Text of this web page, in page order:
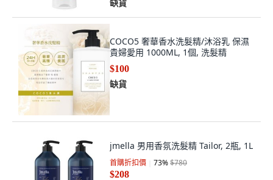
缺貨
COCO5 奢華香水洗髮精/沐浴乳 保濕
貴婦愛用 1000ML, 1個, 洗髮精
$100
缺貨
jmella 男用香氛洗髮精 Tailor, 2瓶, 1L
首購折扣價 73%$780
$208